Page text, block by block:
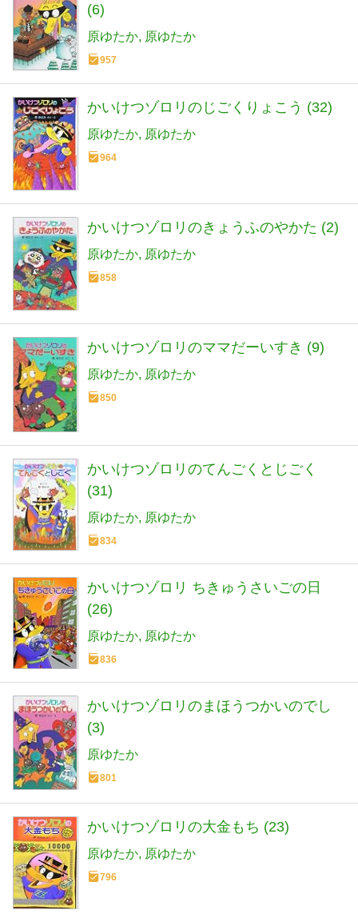
(6)
原ゆたか 原ゆたか
957
かいけつゾロリのじごくりょこう (32)
原ゆたか 原ゆたか
964
かいけつゾロリのきょうふのやかた (2)
原ゆたか 原ゆたか
858
かいけつゾロリのママだーいすき (9)
原ゆたか 原ゆたか
850
かいけつゾロリのてんごくとじごく
(31)
原ゆたか 原ゆたか
834
かいけつゾロリ ちきゅうさいごの日
(26)
原ゆたか 原ゆたか
836
かいけつゾロリのまほうつかいのでし
(3)
原ゆたか
801
かいけつゾロリの大金もち (23)
原ゆたか 原ゆたか
796